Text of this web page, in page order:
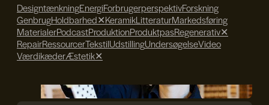
DesigntænkningEnergiForbrugerperspektivForskning
GenbrugHoldbarhed✕KeramikLitteraturMarkedsføring
MaterialerPodcastProduktionProduktpasRegenerativ✕
RepairRessourcerTekstilUdstillingUndersøgelseVideo
VærdikæderÆstetik✕
Søren Svendsen